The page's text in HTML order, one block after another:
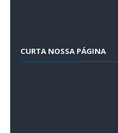
CURTA NOSSA PÁGINA